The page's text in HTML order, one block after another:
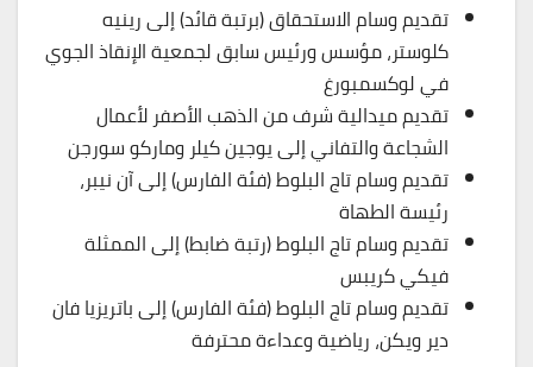
تقديم وسام الاستحقاق (برتبة قائد) إلى رينيه
كلوستر، مؤسس ورئيس سابق لجمعية الإنقاذ الجوي
في لوكسمبورغ
تقديم ميدالية شرف من الذهب الأصفر لأعمال
الشجاعة والتفاني إلى يوجين كيلر وماركو سورجن
تقديم وسام تاج البلوط (فئة الفارس) إلى آن نيبر،
رئيسة الطهاة
تقديم وسام تاج البلوط (رتبة ضابط) إلى الممثلة
فيكي كريبس
تقديم وسام تاج البلوط (فئة الفارس) إلى باتريزيا فان
دير ويكن، رياضية وعداءة محترفة